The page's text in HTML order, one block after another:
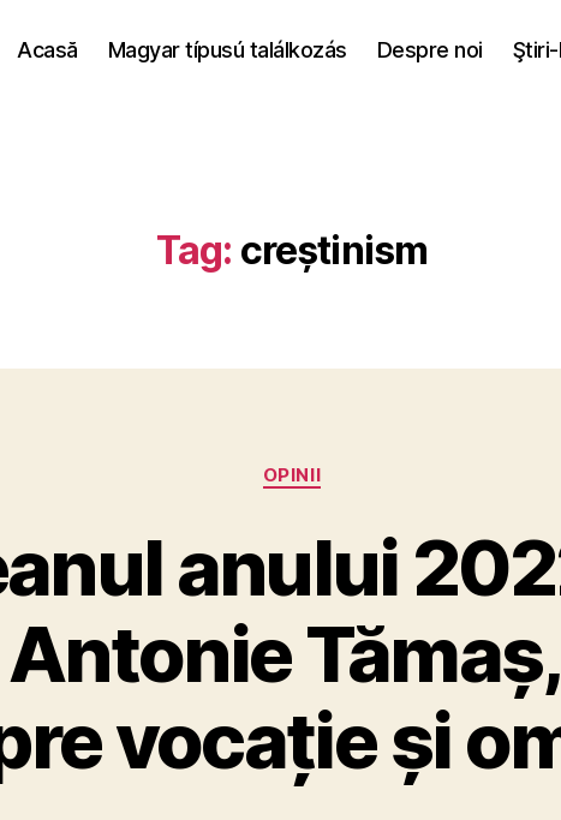
Acasă Magyar típusú találkozás Despre noi
Tag: creștinism
Categories
OPINII
anului
vocație și